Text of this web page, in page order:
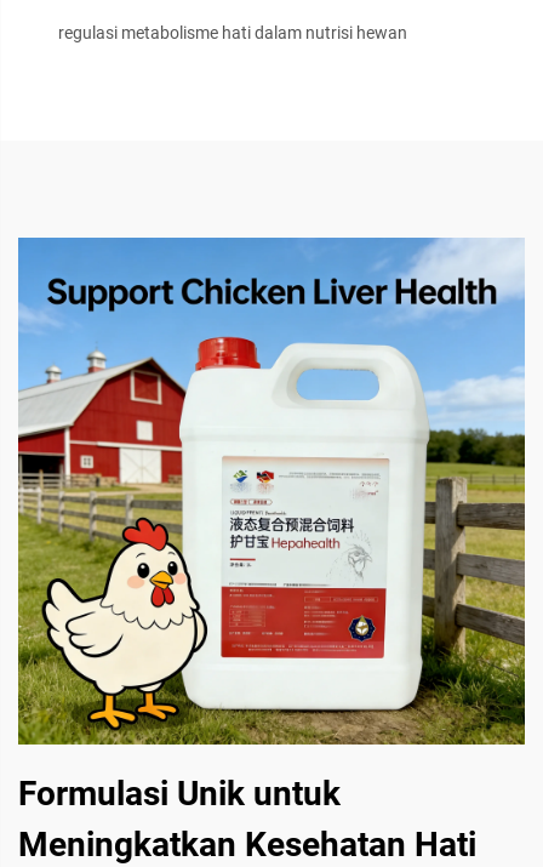
regulasi metabolisme hati dalam nutrisi hewan
Formulasi Unik untuk
Meningkatkan Kesehatan Hati